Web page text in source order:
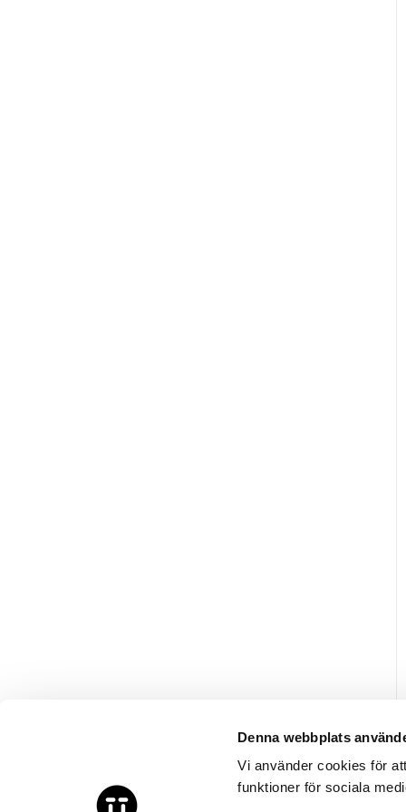
Denna webbplats
Vi använder cookies för
funktioner för sociala